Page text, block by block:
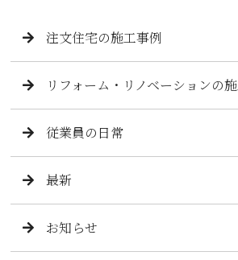
注文住宅の施工事例
リフォーム・リノベーションの
従業員の日常
最新
お知らせ